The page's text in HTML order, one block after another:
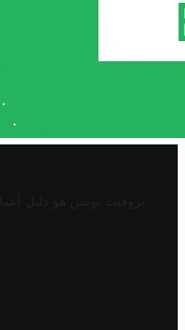
تروفيت تونس هو دليل